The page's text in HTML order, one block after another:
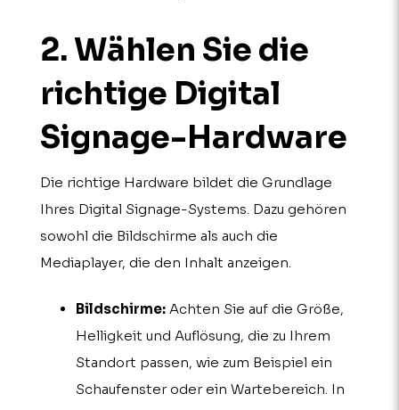
2. Wählen Sie die
richtige Digital
Signage-Hard­ware
Die richtige Hardware bildet die Grundlage
Ihres Digital Signage-Systems. Dazu gehören
sowohl die Bildschirme als auch die
Mediaplayer, die den Inhalt anzeigen.
Bildschirme:Achten Sie auf die Größe,
Helligkeit und Auflösung, die zu Ihrem
Standort passen, wie zum Beispiel ein
Schaufenster oder ein Wartebereich. In